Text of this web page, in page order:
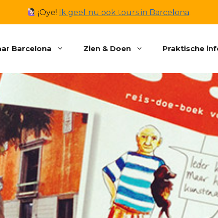
¡Oye! Ik geef nu ook tours in Barcelona.
Barcelona Zien & Doen Praktische